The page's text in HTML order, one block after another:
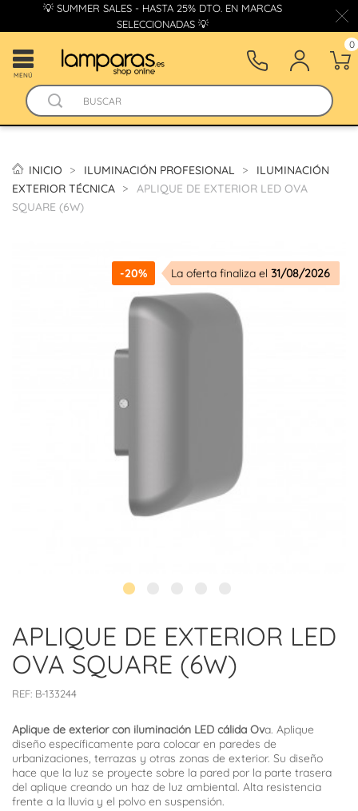
💡 SUMMER SALES - HASTA 25% DTO. EN MARCAS
SELECCIONADAS 💡
MENÚ
0
INICIO ILUMINACIÓN PROFESIONAL
ILUMINACIÓN
EXTERIOR TÉCNICA
APLIQUE DE EXTERIOR LED OVA
SQUARE (6W)
-20% La oferta finaliza el 31/08/2026
APLIQUE DE EXTERIOR LED
OVA SQUARE (6W)
REF: B-133244
Aplique de exterior con iluminación LED cálida Ova. Aplique
diseño específicamente para colocar en paredes de
urbanizaciones, terrazas y otras zonas de exterior. Su diseño
hace que la luz se proyecte sobre la pared por la parte trasera
del aplique creando un haz de luz ambiental. Alta resistencia
frente a la lluvia y el polvo en suspensión.